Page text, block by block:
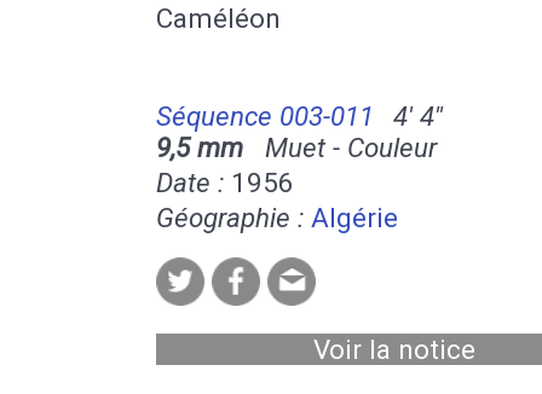
Caméléon
Séquence 003-011
4' 4''
9,5 mm Muet - Couleur
Date : 1956
Géographie : Algérie
Voir la notice